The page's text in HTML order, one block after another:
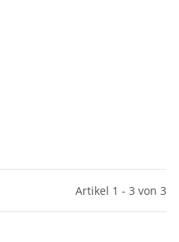
Artikel 1 - 3 von 3